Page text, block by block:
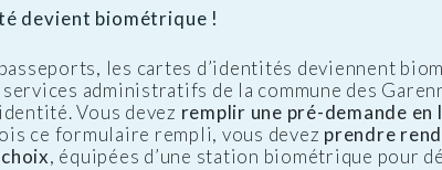
devient biométrique !
les cartes d’identités deviennent
administratifs de la commune des
Vous devez remplir une pré-demande
ce formulaire rempli, vous devez prendre
, équipées d’une station biométrique pour